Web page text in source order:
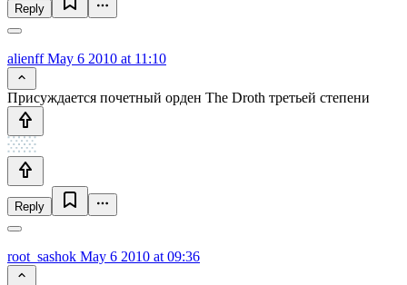
Reply
alienffMay 6 2010 at 11:10
Присуждается почетный орден The Droth третьей степени
Reply
root_sashok May 6 2010 at 09:36